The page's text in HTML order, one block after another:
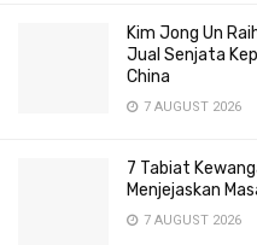
Kim Jong Un
Jual Senjata
China
7 AUGUST 2026
7 Tabiat
Menjejaskan
7 AUGUST 2026